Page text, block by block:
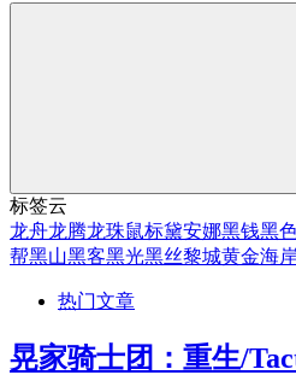
标签云
龙舟龙腾龙珠鼠标黛安娜黑钱黑
帮黑山黑客黑光黑丝黎城黄金海岸
热门文章
晃家骑士团：重生/